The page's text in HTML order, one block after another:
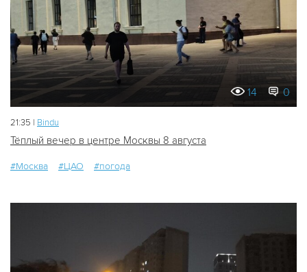
14 0
21:35 | Bindu
Тёплый вечер в центре Москвы 8 августа
#Москва #ЦАО #погода